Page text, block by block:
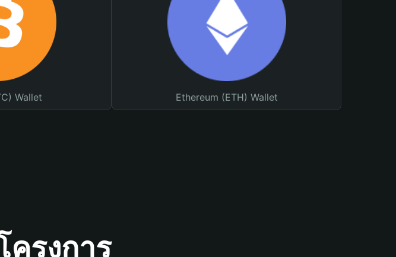
Wallet Ethereum (ETH) Wallet
รงการ